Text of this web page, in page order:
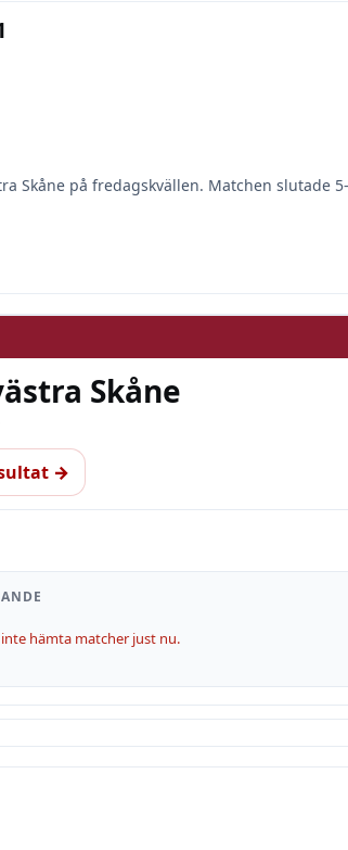
Skåne på fredagskvällen. Matchen slutade
Skåne
→
hämta matcher just nu.